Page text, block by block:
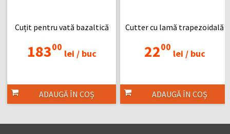
Cuțit pentru vată bazaltică
18300
lei /buc
ADAUGĂ ÎN COȘ
Cutter cu lamă trapezoidală
2200
lei /buc
ADAUGĂ ÎN COȘ